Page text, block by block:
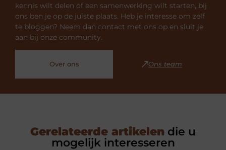
kennis wilt delen of een samenwerking wilt starten, bij
ons ben je op de juiste plaats. Heb je interesse om zelf
te bloggen? Neem dan contact met ons op en sluit je
aan bij onze community.
Over ons Ons team
Gerelateerde artikelen die u
mogelijk interesseren